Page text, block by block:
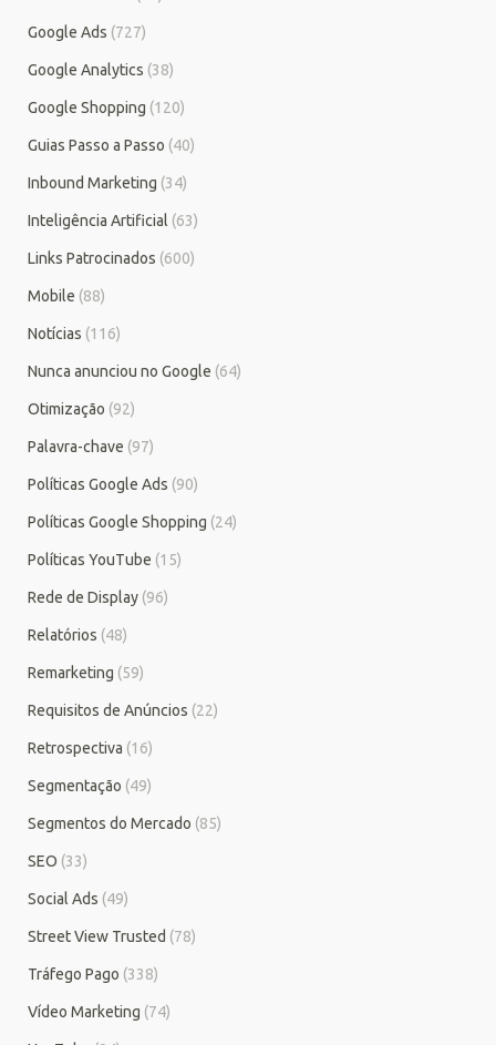
Google Ads (727)
Google Analytics (38)
Google Shopping (120)
Guias Passo a Passo (40)
Inbound Marketing (34)
Inteligência Artificial (63)
Links Patrocinados (600)
Mobile (88)
Notícias (116)
Nunca anunciou no Google (64)
Otimização (92)
Palavra-chave (97)
Políticas Google Ads (90)
Políticas Google Shopping (24)
Políticas YouTube (15)
Rede de Display (96)
Relatórios (48)
Remarketing (59)
Requisitos de Anúncios (22)
Retrospectiva (16)
Segmentação (49)
Segmentos do Mercado (85)
SEO (33)
Social Ads (49)
Street View Trusted (78)
Tráfego Pago (338)
Vídeo Marketing (74)